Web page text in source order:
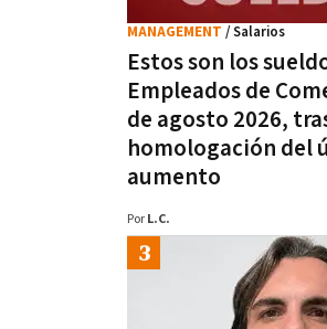
Estos son los
Empleados de
de agosto 2026,
homologación del
aumento
MANAGEMENT / Salarios
Por L.C.